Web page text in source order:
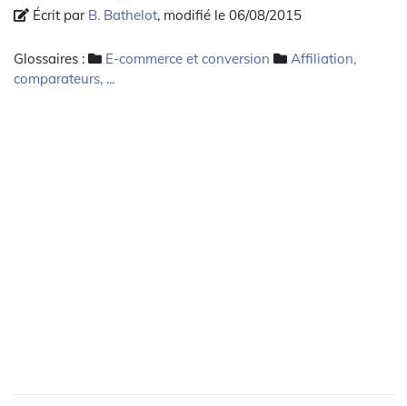
Écrit par B. Bathelot, modifié le 06/08/2015
Glossaires : E-commerce et conversion
Affiliation,
comparateurs, ...